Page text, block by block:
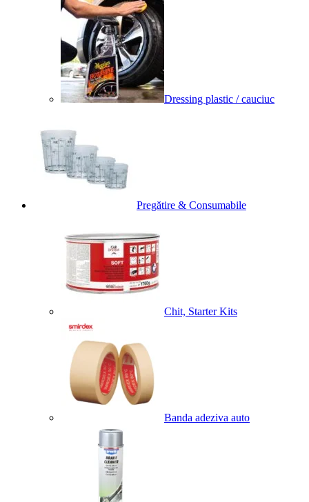
Dressing plastic / cauciuc
Pregătire & Consumabile
Chit, Starter Kits
Banda adeziva auto